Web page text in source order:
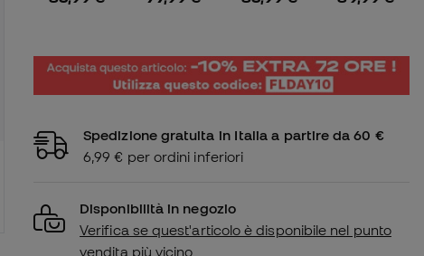
Spedizione gratuita in Italia a partire da 60 €
6,99 € per ordini inferiori
Disponibilità in negozio
Verifica se quest'articolo è disponibile nel punto
vendita più vicino